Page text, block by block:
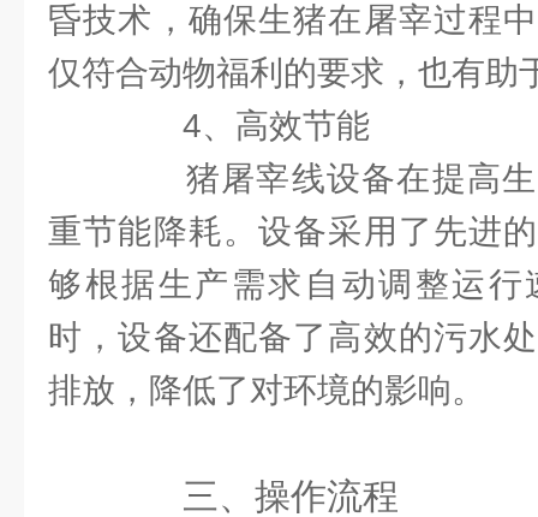
昏技术，确保生猪在屠宰过程
仅符合动物福利的要求，也有助
4、高效节能
猪屠宰线设备在提高生
重节能降耗。设备采用了先进
够根据生产需求自动调整运行
时，设备还配备了高效的污水
排放，降低了对环境的影响。
三、操作流程